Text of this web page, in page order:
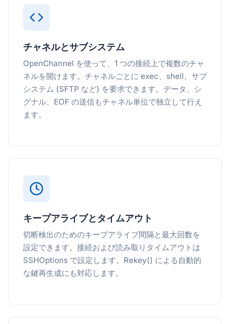
チャネルとサブシステム
OpenChannel を使って、1 つの接続上で複数のチャ
ネルを開けます。チャネルごとに exec、shell、サブ
システム (SFTP など) を要求できます。データ、シ
グナル、EOF の送信もチャネル単位で独立して行え
ます。
キープアライブとタイムアウト
切断検出のためのキープアライブ間隔と最大回数を
設定できます。接続および読み取りタイムアウトは
SSHOptions で設定します。Rekey() による自動的
な鍵再生成にも対応します。